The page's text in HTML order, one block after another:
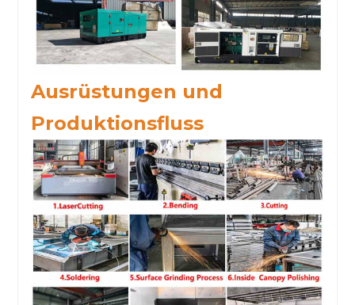
Ausrüstungen und
Produktionsfluss